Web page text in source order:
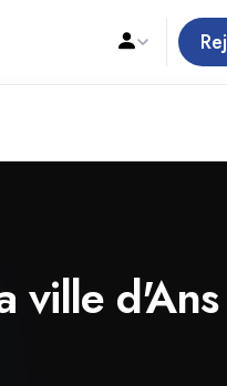
ville d'Ans